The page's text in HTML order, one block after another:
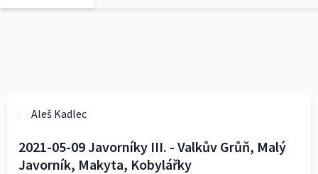
Aleš Kadlec
2021-05-09 Javorníky III. - Valkův Grůň, Malý
Javorník, Makyta, Kobylářky